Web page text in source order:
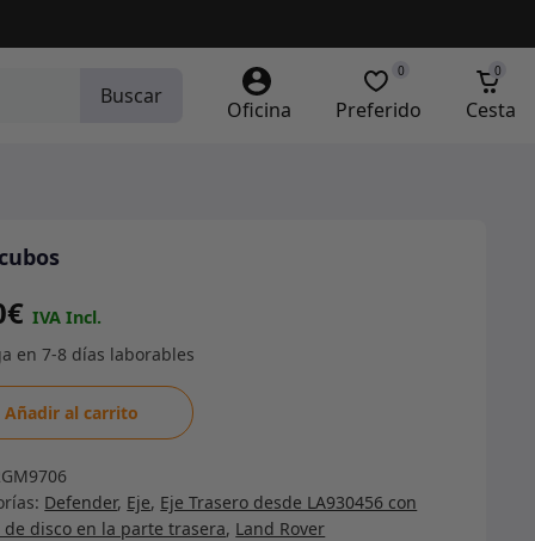
Buscar
Oficina Preferido
0
Cesta
0
€
Añadir al carrito
Defender, Eje, Eje Trasero desde LA930456 con
disco en la parte trasera, Land Rover